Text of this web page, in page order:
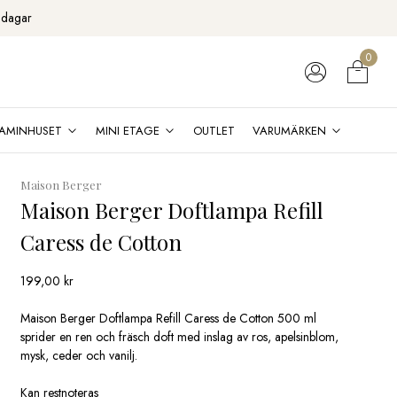
0
MINI ETAGE OUTLET VARUMÄRKEN
Maison Berger
Maison Berger Doftlampa Refill
Caress de Cotton
199,00kr
Maison Berger Doftlampa Refill Caress de Cotton 500 ml
sprider en ren och fräsch doft med inslag av ros, apelsinblom,
mysk, ceder och vanilj.
Kan restnoteras